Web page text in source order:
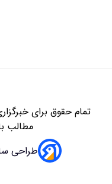
تمام حقوق برای
مطالب
طراحی